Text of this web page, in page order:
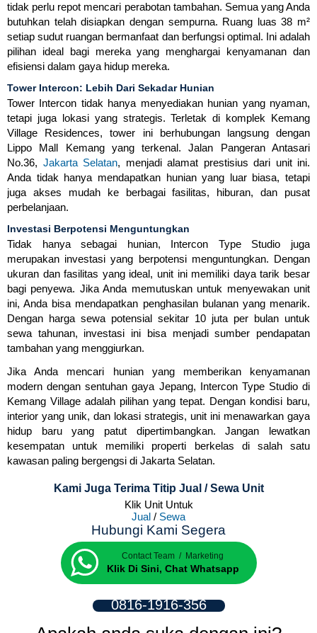
tidak perlu repot mencari perabotan tambahan. Semua yang Anda
butuhkan telah disiapkan dengan sempurna. Ruang luas 38 m²
setiap sudut ruangan bermanfaat dan berfungsi optimal. Ini adalah
pilihan ideal bagi mereka yang menghargai kenyamanan dan
efisiensi dalam gaya hidup mereka.
Tower Intercon: Lebih Dari Sekadar Hunian
Tower Intercon tidak hanya menyediakan hunian yang nyaman,
tetapi juga lokasi yang strategis. Terletak di komplek Kemang
Village Residences, tower ini berhubungan langsung dengan
Lippo Mall Kemang yang terkenal. Jalan Pangeran Antasari
No.36, Jakarta Selatan, menjadi alamat prestisius dari unit ini.
Anda tidak hanya mendapatkan hunian yang luar biasa, tetapi
juga akses mudah ke berbagai fasilitas, hiburan, dan pusat
perbelanjaan.
Investasi Berpotensi Menguntungkan
Tidak hanya sebagai hunian, Intercon Type Studio juga
merupakan investasi yang berpotensi menguntungkan. Dengan
ukuran dan fasilitas yang ideal, unit ini memiliki daya tarik besar
bagi penyewa. Jika Anda memutuskan untuk menyewakan unit
ini, Anda bisa mendapatkan penghasilan bulanan yang menarik.
Dengan harga sewa potensial sekitar 10 juta per bulan untuk
sewa tahunan, investasi ini bisa menjadi sumber pendapatan
tambahan yang menggiurkan.
Jika Anda mencari hunian yang memberikan kenyamanan
modern dengan sentuhan gaya Jepang, Intercon Type Studio di
Kemang Village adalah pilihan yang tepat. Dengan kondisi baru,
interior yang unik, dan lokasi strategis, unit ini menawarkan gaya
hidup baru yang patut dipertimbangkan. Jangan lewatkan
kesempatan untuk memiliki properti berkelas di salah satu
kawasan paling bergengsi di Jakarta Selatan.
Kami Juga Terima Titip Jual / Sewa Unit
Klik Unit Untuk
Jual / Sewa
Hubungi Kami Segera
Contact Team / Marketing
Klik Di Sini, Chat Whatsapp
0816-1916-356